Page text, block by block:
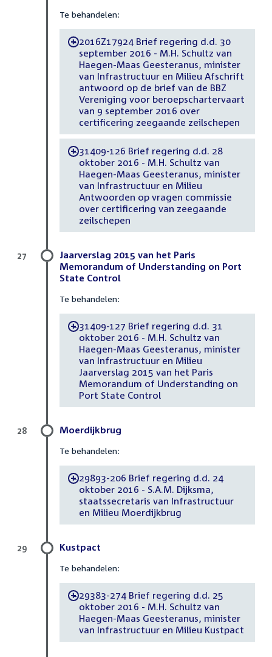
Te behandelen:
-2016Z17924 Brief regering d.d. 30
september 2016 - M.H. Schultz van
Haegen-Maas Geesteranus, minister
van Infrastructuur en Milieu Afschrift
antwoord op de brief van de BBZ
Vereniging voor beroepschartervaart
van 9 september 2016 over
certificering zeegaande zeilschepen
-31409-126 Brief regering d.d. 28
oktober 2016 - M.H. Schultz van
Haegen-Maas Geesteranus, minister
van Infrastructuur en Milieu
Antwoorden op vragen commissie
over certificering van zeegaande
zeilschepen
Jaarverslag 2015 van het Paris
Memorandum of Understanding on Port
State Control
Te behandelen:
-31409-127 Brief regering d.d. 31
oktober 2016 - M.H. Schultz van
Haegen-Maas Geesteranus, minister
van Infrastructuur en Milieu
Jaarverslag 2015 van het Paris
Memorandum of Understanding on
Port State Control
27
Moerdijkbrug
Te behandelen:
-29893-206 Brief regering d.d. 24
oktober 2016 - S.A.M. Dijksma,
staatssecretaris van Infrastructuur
en Milieu Moerdijkbrug
28
Kustpact
Te behandelen:
-29383-274 Brief regering d.d. 25
oktober 2016 - M.H. Schultz van
Haegen-Maas Geesteranus, minister
van Infrastructuur en Milieu Kustpact
29